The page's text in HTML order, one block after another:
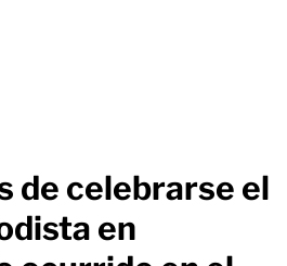
de celebrarse el
en